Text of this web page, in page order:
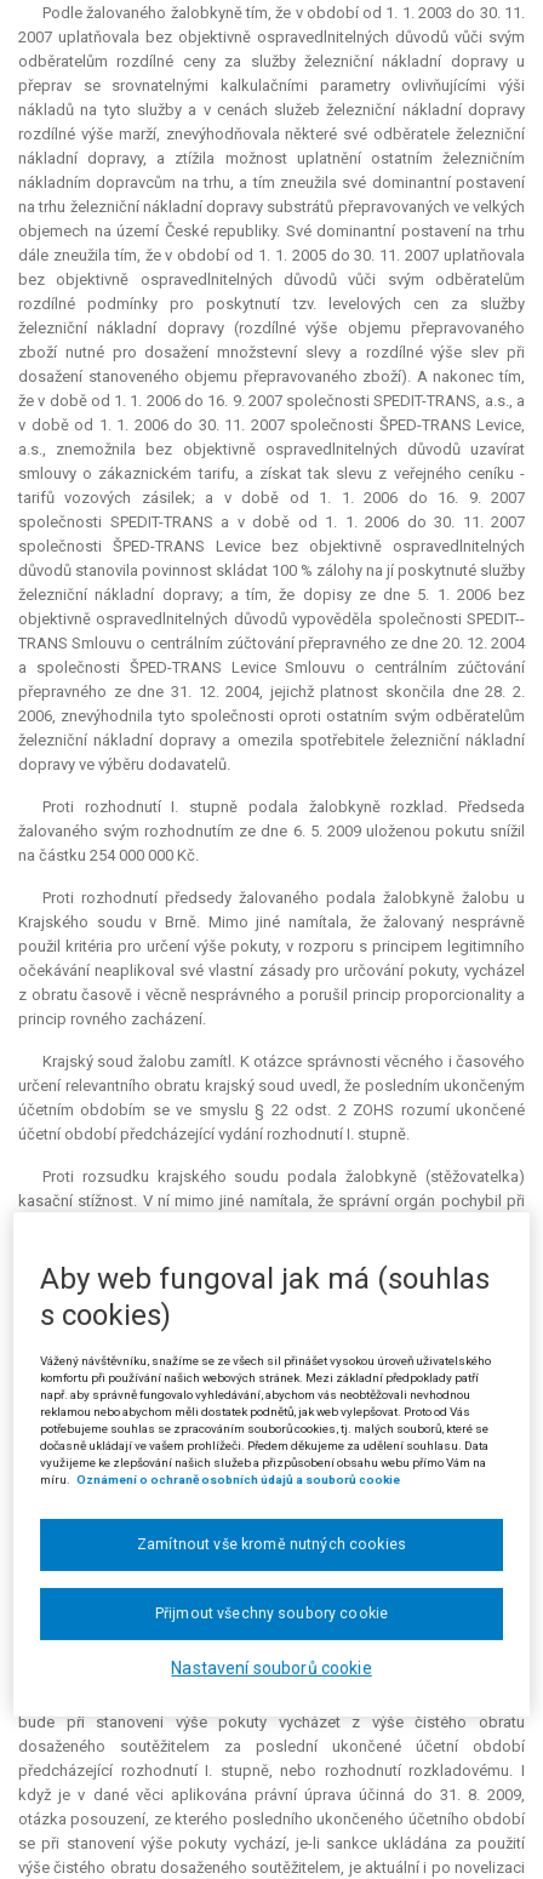
Podle žalovaného žalobkyně tím, že v období od 1. 1. 2003 do 30. 11.
2007 uplatňovala bez objektivně ospravedlnitelných důvodů vůči svým
odběratelům rozdílné ceny za služby železniční nákladní dopravy u
přeprav se srovnatelnými kalkulačními parametry ovlivňujícími výši
nákladů na tyto služby a v cenách služeb železniční nákladní dopravy
rozdílné výše marží, znevýhodňovala některé své odběratele železniční
nákladní dopravy, a ztížila možnost uplatnění ostatním železničním
nákladním dopravcům na trhu, a tím zneužila své dominantní postavení
na trhu železniční nákladní dopravy substrátů přepravovaných ve velkých
objemech na území České republiky. Své dominantní postavení na trhu
dále zneužila tím, že v období od 1. 1. 2005 do 30. 11. 2007 uplatňovala
bez objektivně ospravedlnitelných důvodů vůči svým odběratelům
rozdílné podmínky pro poskytnutí tzv. levelových cen za služby
železniční nákladní dopravy (rozdílné výše objemu přepravovaného
zboží nutné pro dosažení množstevní slevy a rozdílné výše slev při
dosažení stanoveného objemu přepravovaného zboží). A nakonec tím,
že v době od 1. 1. 2006 do 16. 9. 2007 společnosti SPEDIT-TRANS, a.s., a
v době od 1. 1. 2006 do 30. 11. 2007 společnosti ŠPED-TRANS Levice,
a.s., znemožnila bez objektivně ospravedlnitelných důvodů uzavírat
smlouvy o zákaznickém tarifu, a získat tak slevu z veřejného ceníku -
tarifů vozových zásilek; a v době od 1. 1. 2006 do 16. 9. 2007
společnosti SPEDIT-TRANS a v době od 1. 1. 2006 do 30. 11. 2007
společnosti ŠPED-TRANS Levice bez objektivně ospravedlnitelných
důvodů stanovila povinnost skládat 100 % zálohy na jí poskytnuté služby
železniční nákladní dopravy; a tím, že dopisy ze dne 5. 1. 2006 bez
objektivně ospravedlnitelných důvodů vypověděla společnosti SPEDIT--
TRANS Smlouvu o centrálním zúčtování přepravného ze dne 20. 12. 2004
a společnosti ŠPED-TRANS Levice Smlouvu o centrálním zúčtování
přepravného ze dne 31. 12. 2004, jejichž platnost skončila dne 28. 2.
2006, znevýhodnila tyto společnosti oproti ostatním svým odběratelům
železniční nákladní dopravy a omezila spotřebitele železniční nákladní
dopravy ve výběru dodavatelů.
Proti rozhodnutí I. stupně podala žalobkyně rozklad. Předseda
žalovaného svým rozhodnutím ze dne 6. 5. 2009 uloženou pokutu snížil
na částku 254 000 000 Kč.
Proti rozhodnutí předsedy žalovaného podala žalobkyně žalobu u
Krajského soudu v Brně. Mimo jiné namítala, že žalovaný nesprávně
použil kritéria pro určení výše pokuty, v rozporu s principem legitimního
očekávání neaplikoval své vlastní zásady pro určování pokuty, vycházel
z obratu časově i věcně nesprávného a porušil princip proporcionality a
princip rovného zacházení.
Krajský soud žalobu zamítl. K otázce správnosti věcného i časového
určení relevantního obratu krajský soud uvedl, že posledním ukončeným
účetním obdobím se ve smyslu § 22 odst. 2 ZOHS rozumí ukončené
účetní období předcházející vydání rozhodnutí I. stupně.
Proti rozsudku krajského soudu podala žalobkyně (stěžovatelka)
kasační stížnost. V ní mimo jiné namítala, že správní orgán pochybil při
vycházet při stanovení výše pokuty z posledního ukončeného účetního
období před vydáním napadeného rozhodnutí, tj. z roku 2008, a nikoliv z
posledního ukončeného účetního období před vydáním rozhodnutí I.
kterému věc připadla, postoupil usnesením ze dne 19. 12. 2013, čj. 7 Afs
157/2011-1174, věc v souladu s § 17 odst. 1 s. ř. s. k rozhodnutí
rozšířenému senátu. V usnesení o postoupení identifikoval jako spornou
otázku posledního účetního období při stanovení pokuty.
Sedmý senát při předběžném hodnocení závěrů vyslovených
vysloven v rozsudku Nejvyššího správního soudu ze dne 29. 3. 2012, čj. 5
Afs 7/2011-619, v otázce výkladu, ze kterého posledního účetního
poslední ukončené účetní období
případě, že správní orgán I. stupně rozhoduje v jednom kalendářním
bude při stanovení výše pokuty vycházet z výše čistého obratu
dosaženého soutěžitelem za poslední ukončené účetní období
předcházející rozhodnutí I. stupně, nebo rozhodnutí rozkladovému. I
když je v dané věci aplikována právní úprava účinná do 31. 8. 2009,
otázka posouzení, ze kterého posledního ukončeného účetního období
se při stanovení výše pokuty vychází, je-li sankce ukládána za použití
výše čistého obratu dosaženého soutěžitelem, je aktuální i po novelizaci
Aby web fungoval jak má (souhlas
s cookies)
Vážený návštěvníku, snažíme se ze všech sil přinášet vysokou úroveň uživatelského
komfortu při používání našich webových stránek. Mezi základní předpoklady patří
např. aby správně fungovalo vyhledávání, abychom vás neobtěžovali nevhodnou
reklamou nebo abychom měli dostatek podnětů, jak web vylepšovat. Proto od Vás
potřebujeme souhlas se zpracováním souborů cookies, tj. malých souborů, které se
dočasně ukládají ve vašem prohlížeči. Předem děkujeme za udělení souhlasu. Data
využijeme ke zlepšování našich služeb a přizpůsobení obsahu webu přímo Vám na
míru. Oznámení o ochraně osobních údajů a souborů cookie
Nastavení souborů cookie
Zamítnout vše kromě nutných cookies
Přijmout všechny soubory cookie